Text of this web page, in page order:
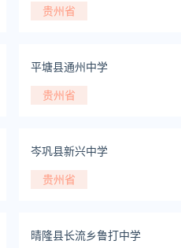
贵州省
平塘县通州中学
贵州省
岑巩县新兴中学
贵州省
晴隆县长流乡鲁打中学